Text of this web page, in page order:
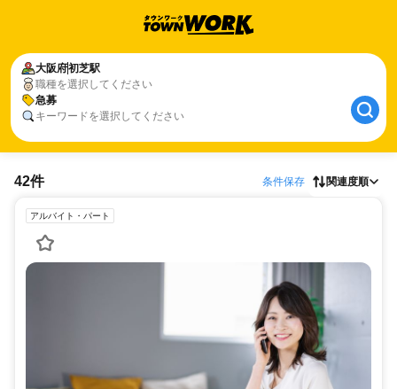
大阪府初芝駅
職種を選択してください
急募
キーワードを選択してください
42件 条件保存 関連度順
アルバイト・パート